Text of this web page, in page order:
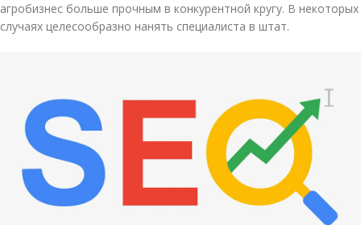
агробизнес больше прочным в конкурентной кругу. В некоторых
случаях целесообразно нанять специалиста в штат.